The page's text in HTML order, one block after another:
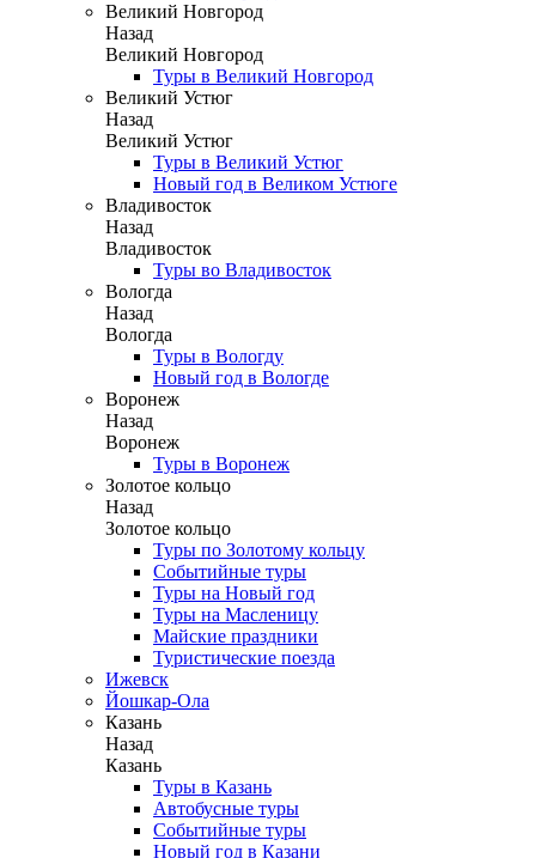
Великий Новгород
Назад
Великий Новгород
Туры в Великий Новгород
Великий Устюг
Назад
Великий Устюг
Туры в Великий Устюг
Новый год в Великом Устюге
Владивосток
Назад
Владивосток
Туры во Владивосток
Вологда
Назад
Вологда
Туры в Вологду
Новый год в Вологде
Воронеж
Назад
Воронеж
Туры в Воронеж
Золотое кольцо
Назад
Золотое кольцо
Туры по Золотому кольцу
Событийные туры
Туры на Новый год
Туры на Масленицу
Майские праздники
Туристические поезда
Ижевск
Йошкар-Ола
Казань
Назад
Казань
Туры в Казань
Автобусные туры
Событийные туры
Новый год в Казани